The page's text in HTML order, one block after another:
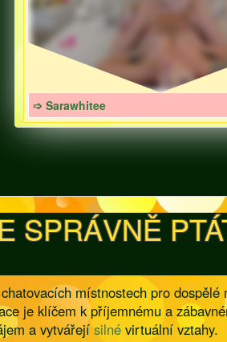
➩ Sarawhitee
SPRÁVNĚ
místnostech pro
je klíčem k příjemnému a
a vytvářejísilné virtuální vztahy.